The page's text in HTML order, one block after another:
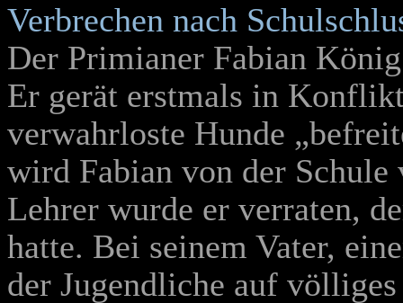
Verbrechen nach
Der Primianer Fabian
Er gerät erstmals in
verwahrloste Hunde
wird Fabian von der Schule
Lehrer wurde er verraten,
hatte. Bei seinem Vater,
der Jugendliche auf